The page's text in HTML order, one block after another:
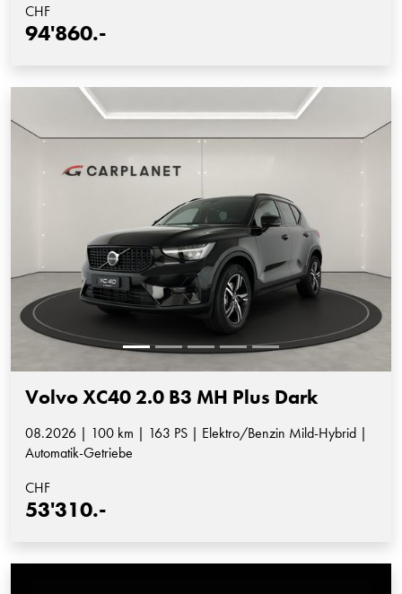
CHF
94'860.-
Volvo XC40 2.0 B3 MH Plus Dark
08.2026 | 100 km | 163 PS | Elektro/Benzin Mild-Hybrid |
Automatik-Getriebe
CHF
53'310.-